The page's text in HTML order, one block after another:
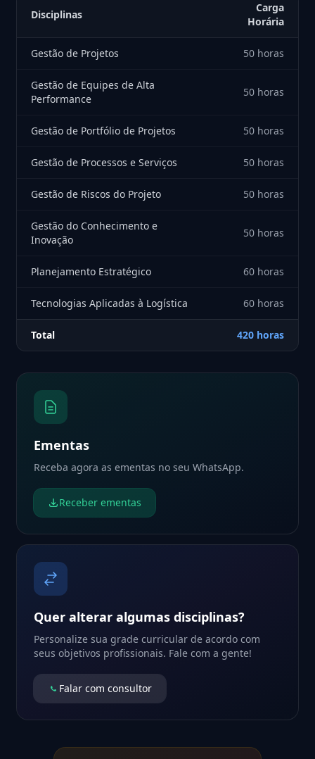
Disciplinas
Carga
Horária
Gestão de Projetos 50 horas
Gestão de Equipes de Alta
Performance
50 horas
Gestão de Portfólio de Projetos 50 horas
Gestão de Processos e Serviços 50 horas
Gestão de Riscos do Projeto 50 horas
Gestão do Conhecimento e
Inovação
50 horas
Planejamento Estratégico 60 horas
Tecnologias Aplicadas à Logística 60 horas
Total 420 horas
Ementas
Receba agora as ementas no seu WhatsApp.
Receber ementas
Quer alterar algumas disciplinas?
Personalize sua grade curricular de acordo com
seus objetivos profissionais. Fale com a gente!
Falar com consultor